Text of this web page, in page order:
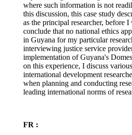
where such information is not
this discussion, this case study
as the principal researcher, before
conclude that no national ethics
in Guyana for my particular
interviewing justice service
implementation of Guyana's
on this experience, I discuss
international development
when planning and conducting
leading international norms of
FR :